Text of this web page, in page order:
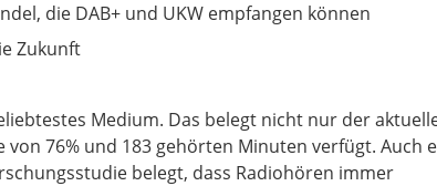
die DAB+ und UKW empfangen können
Zukunft
Medium. Das belegt nicht nur der
76% und 183 gehörten Minuten verfügt. Auch
belegt, dass Radiohören immer